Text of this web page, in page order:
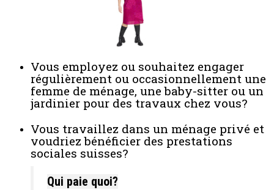
Vous employez ou souhaitez engager
régulièrement ou occasionnellement une
femme de ménage, une baby-sitter ou un
jardinier pour des travaux chez vous?
Vous travaillez dans un ménage privé et
voudriez bénéficier des prestations
sociales suisses?
Qui paie quoi?